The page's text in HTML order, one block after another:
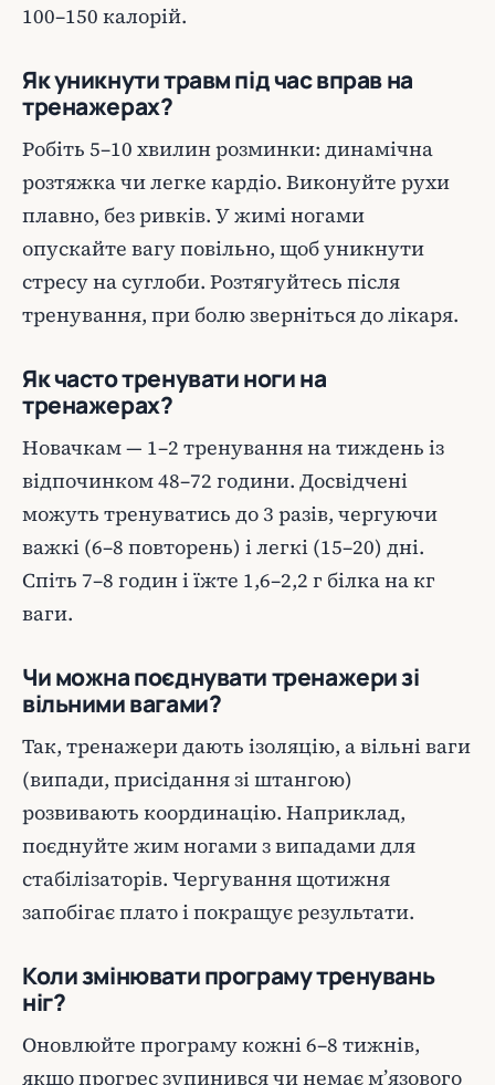
100–150 калорій.
Як уникнути травм під час вправ на
тренажерах?
Робіть 5–10 хвилин розминки: динамічна
розтяжка чи легке кардіо. Виконуйте рухи
плавно, без ривків. У жимі ногами
опускайте вагу повільно, щоб уникнути
стресу на суглоби. Розтягуйтесь після
тренування, при болю зверніться до лікаря.
Як часто тренувати ноги на
тренажерах?
Новачкам — 1–2 тренування на тиждень із
відпочинком 48–72 години. Досвідчені
можуть тренуватись до 3 разів, чергуючи
важкі (6–8 повторень) і легкі (15–20) дні.
Спіть 7–8 годин і їжте 1,6–2,2 г білка на кг
ваги.
Чи можна поєднувати тренажери зі
вільними вагами?
Так, тренажери дають ізоляцію, а вільні ваги
(випади, присідання зі штангою)
розвивають координацію. Наприклад,
поєднуйте жим ногами з випадами для
стабілізаторів. Чергування щотижня
запобігає плато і покращує результати.
Коли змінювати програму тренувань
ніг?
Оновлюйте програму кожні 6–8 тижнів,
якщо прогрес зупинився чи немає м’язового